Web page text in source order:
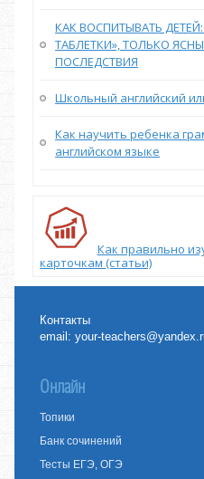
КАК ВОСПИТЫВАТЬ
ТАБЛЕТКИ», ТОЛЬКО
ПОСЛЕДСТВИЯ
Школьный английский
Как научить ребенка
английском языке
Как правильно
карточкам (статьи)
Контакты
email:your-
Онлайн
Топики
Банк сочинений
Тесты ЕГЭ, ОГЭ